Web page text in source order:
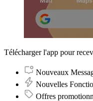
Télécharger l'app pour
Nouveaux
Nouvelles
Offres